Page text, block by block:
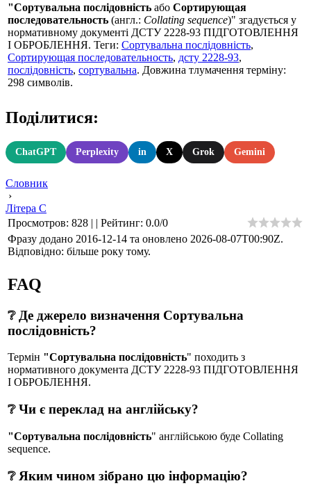
"Сортувальна послідовність або Сортирующая
последовательность (англ.: Collating sequence)" згадується у
нормативному документі ДСТУ 2228-93 ПIДГОТОВЛЕННЯ
I ОБРОБЛЕННЯ. Теги: Сортувальна послідовність,
Сортирующая последовательность, дсту 2228-93,
послідовність, сортувальна. Довжина тлумачення терміну:
298 символів.
Поділитися:
ChatGPT Perplexity in X Grok Gemini
Словник
›
Літера С
Просмотров: 828 | | Рейтинг: 0.0/0
Фразу додано 2016-12-14 та оновлено 2026-08-07T00:90Z.
Відповідно: більше року тому.
FAQ
❔ Де джерело визначення Сортувальна
послідовність?
Термін "Сортувальна послідовність" походить з
нормативного документа ДСТУ 2228-93 ПIДГОТОВЛЕННЯ
I ОБРОБЛЕННЯ.
❔ Чи є переклад на англійську?
"Сортувальна послідовність" англійською буде Collating
sequence.
❔ Яким чином зібрано цю інформацію?